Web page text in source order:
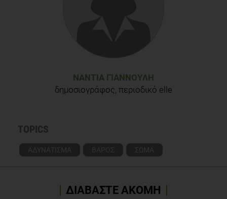
ΝΆΝΤΙΑ ΓΙΑΝΝΟΎΛΗ
δημοσιογράφος, περιοδικό elle
TOPICS
ΑΔΥΝΑΤΙΣΜΑ ΒΑΡΟΣ ΣΩΜΑ
ΔΙΑΒΑΣΤΕ ΑΚΟΜΗ